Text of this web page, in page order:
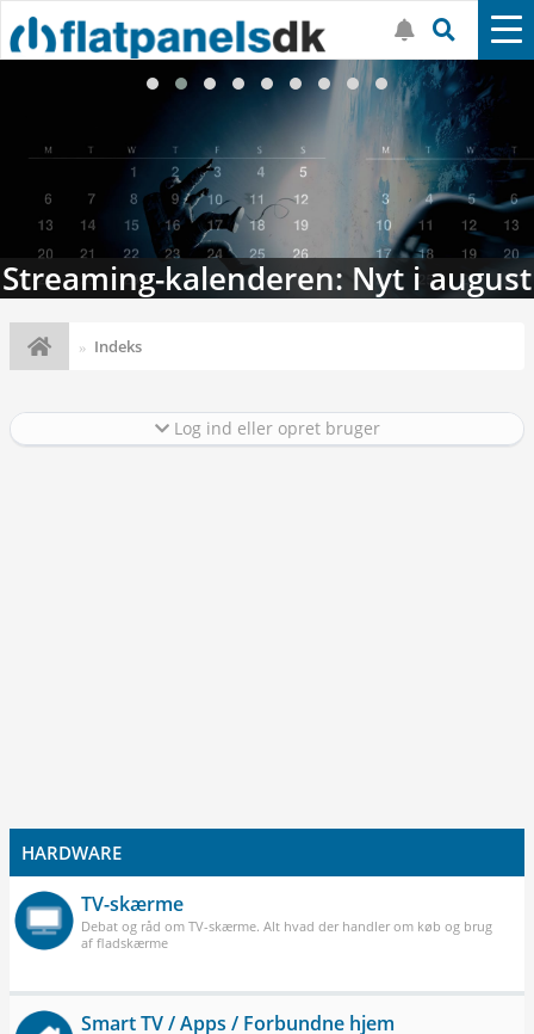
Streaming-kalenderen: Nyt i august
Indeks
Log ind eller opret bruger
HARDWARE
TV-skærme
Debat og råd om TV-skærme. Alt hvad der handler om køb og brug
af fladskærme
Smart TV / Apps / Forbundne hjem